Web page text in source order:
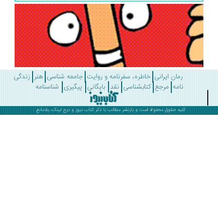
رمان ایرانی خاطره، سفرنامه و روایت جامعه شناسی هنر زندگی
مرجع کتابشناسی نقد بایگانی پیگیری شناسنامه
کلیه حقوق محفوظ است و بازنشر مطالب با ذکرکتاب نیوز و درج لینک، بلامانع .